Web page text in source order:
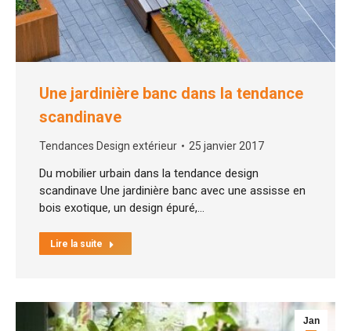
Une jardinière banc dans la tendance
scandinave
Tendances Design extérieur 25 janvier 2017
Du mobilier urbain dans la tendance design
scandinave Une jardinière banc avec une assisse en
bois exotique, un design épuré,…
Lire la suite
Jan